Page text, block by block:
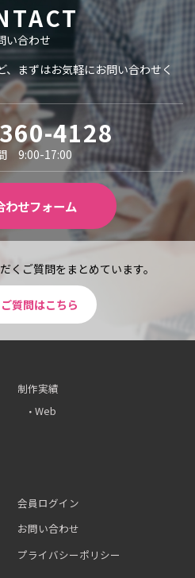
い合わせ
まずはお気軽にお問い合わせく
4128
9:00-17:00
わせフォーム
くご質問をまとめています。
質問はこちら
制作実績
Web
会員ログイン
お問い合わせ
プライバシーポリシー